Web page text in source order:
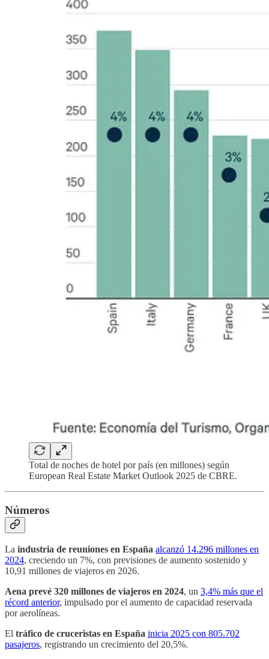
Total de noches de hotel por país (en millones) según
European Real Estate Market Outlook 2025 de CBRE.
Números
La industria de reuniones en España alcanzó 14.296 millones en
2024, creciendo un 7%, con previsiones de aumento sostenido y
10,91 millones de viajeros en 2026.
Aena prevé 320 millones de viajeros en 2024, un 3,4% más que el
récord anterior, impulsado por el aumento de capacidad reservada
por aerolíneas.
El tráfico de cruceristas en España inicia 2025 con 805.702
pasajeros, registrando un crecimiento del 20,5%.